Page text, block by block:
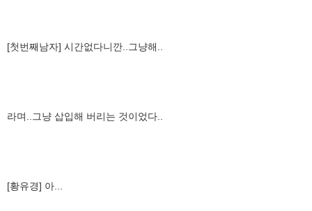
[첫번째남자] 시간없다니깐..그냥해..
라며..그냥 삽입해 버리는 것이었다..
[황유경] 아...